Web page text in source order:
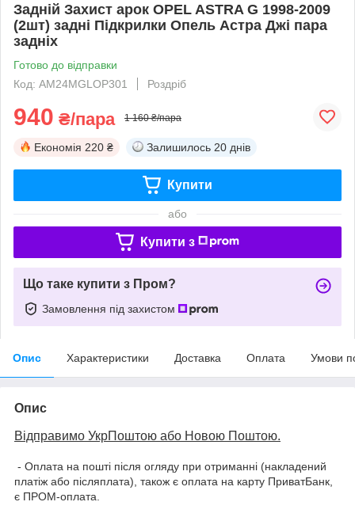
Задній Захист арок OPEL ASTRA G 1998-2009
(2шт) задні Підкрилки Опель Астра Джі пара
задніх
Готово до відправки
Код: AM24MGLOP301
Роздріб
940 ₴/пара 1 160 ₴/пара
Економія 220 ₴ Залишилось 20 днів
Купити
або
Купити з
Що таке купити з Пром?
Замовлення під захистом
Опис Характеристики Доставка Оплата Умови
Опис
Відправимо УкрПоштою або Новою Поштою.
- Оплата на пошті після огляду при отриманні (накладений
платіж або післяплата), також є оплата на карту ПриватБанк,
є ПРОМ-оплата.